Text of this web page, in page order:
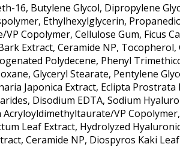
16, Butylene Glycol, Dipropylene
Ethylhexylglycerin,
Copolymer, Cellulose Gum, Ficus
Extract, Ceramide NP, Tocopherol,
Polydecene, Phenyl
Glyceryl Stearate, Pentylene
Japonica Extract, Eclipta Prostrata
Disodium EDTA, Sodium
VP
Leaf Extract, Hydrolyzed
Ceramide NP, Diospyros Kaki